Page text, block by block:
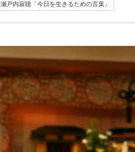
瀬戸内寂聴「今日を生きるための言葉」